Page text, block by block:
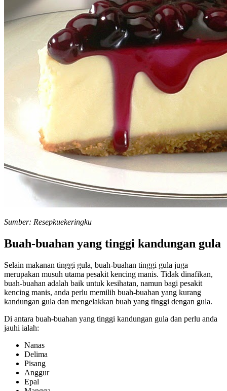
Sumber: Resepkuekeringku
Buah-buahan yang tinggi kandungan gula
Selain makanan tinggi gula, buah-buahan tinggi gula juga
merupakan musuh utama pesakit kencing manis. Tidak dinafikan,
buah-buahan adalah baik untuk kesihatan, namun bagi pesakit
kencing manis, anda perlu memilih buah-buahan yang kurang
kandungan gula dan mengelakkan buah yang tinggi dengan gula.
Di antara buah-buahan yang tinggi kandungan gula dan perlu anda
jauhi ialah:
Nanas
Delima
Pisang
Anggur
Epal